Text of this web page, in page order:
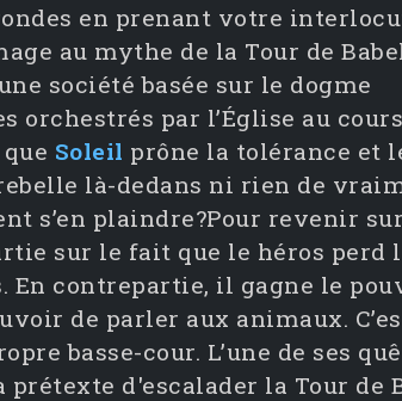
en prenant votre
au mythe de la Tour de
société basée sur le dogme
par l’Église au
Soleil prône la tolérance et
là-dedans ni rien de
s’en plaindre?Pour revenir
sur le fait que le héros perd
En contrepartie, il gagne le
de parler aux animaux.
basse-cour. L’une de ses
d'escalader la Tour de